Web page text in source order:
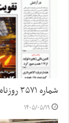
شماره ۳۵۷۱ روزنامه کسب و کار
۱۴۰۵/۰۵/۱۹